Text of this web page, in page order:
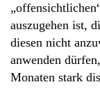
auszugehen ist,
diesen nicht
anwenden
Monaten stark